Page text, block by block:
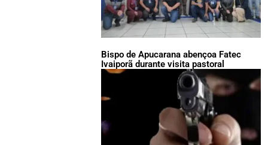
Bispo de Apucarana abençoa Fatec
Ivaiporã durante visita pastoral